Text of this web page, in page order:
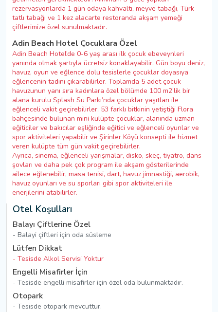
rezervasyonlarda 1 gün odaya kahvaltı, meyve tabağı, Türk
tatlı tabağı ve 1 kez alacarte restoranda akşam yemeği
çiftlerimize özel sunulmaktadır.
Adin Beach Hotel Çocuklara Özel
Adin Beach Hotel’de 0-6 yaş arası ilk çocuk ebeveynleri
yanında olmak şartıyla ücretsiz konaklayabilir. Gün boyu deniz,
havuz, oyun ve eğlence dolu tesislerle çocuklar doyasıya
eğlencenin tadını çıkarabilirler. Toplamda 5 adet çocuk
havuzunun yanı sıra kadınlara özel bölümde 100 m2’lik bir
alana kurulu Splash Su Parkı’nda çocuklar yaşıtları ile
eğlenceli vakit geçirebilirler. 53 farklı bitkinin yetiştiği Flora
bahçesinde bulunan mini kulüpte çocuklar, alanında uzman
eğiticiler ve bakıcılar eşliğinde eğitici ve eğlenceli oyunlar ve
spor aktiviteleri yapabilir ve Şirinler Köyü konsepti ile hizmet
veren kulüpte tüm gün vakit geçirebilirler.
Ayrıca, sinema, eğlenceli yarışmalar, disko, skeç, tiyatro, dans
şovları ve daha pek çok program ile akşam gösterilerinde
ailece eğlenebilir, masa tenisi, dart, havuz jimnastiği, aerobik,
havuz oyunları ve su sporları gibi spor aktiviteleri ile
enerjilerini atabilirler.
Otel Koşulları
Balayı Çiftlerine Özel
- Balayi çiftleri için oda süsleme
Lütfen Dikkat
- Tesisde Alkol Servisi Yoktur
Engelli Misafirler İçin
- Tesisde engelli misafirler için özel oda bulunmaktadır.
Otopark
- Tesisde otopark mevcuttur.